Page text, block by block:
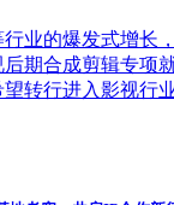
业的爆发式增
期合成剪辑专项
转行进入影视行